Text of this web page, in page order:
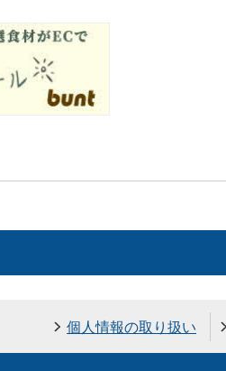
個人情報の取り扱い